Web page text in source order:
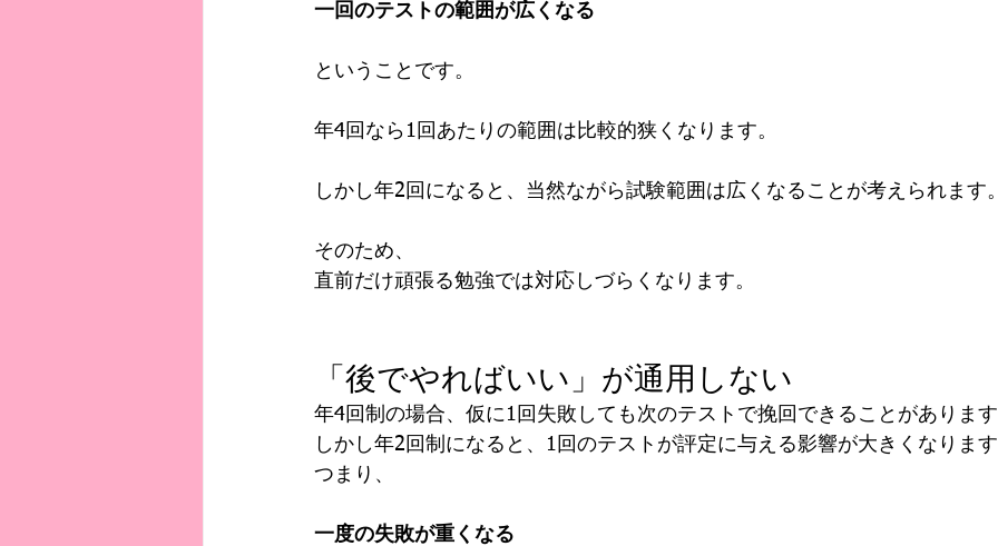
一回のテストの範囲が広くなる
ということです。
年4回なら1回あたりの範囲は比較的狭くなります。
しかし年2回になると、当然ながら試験範囲は広くなることが考えられます。
そのため、
直前だけ頑張る勉強では対応しづらくなります。
「後でやればいい」が通用しない
年4回制の場合、仮に1回失敗しても次のテストで挽回できることがあります
しかし年2回制になると、1回のテストが評定に与える影響が大きくなります
つまり、
一度の失敗が重くなる